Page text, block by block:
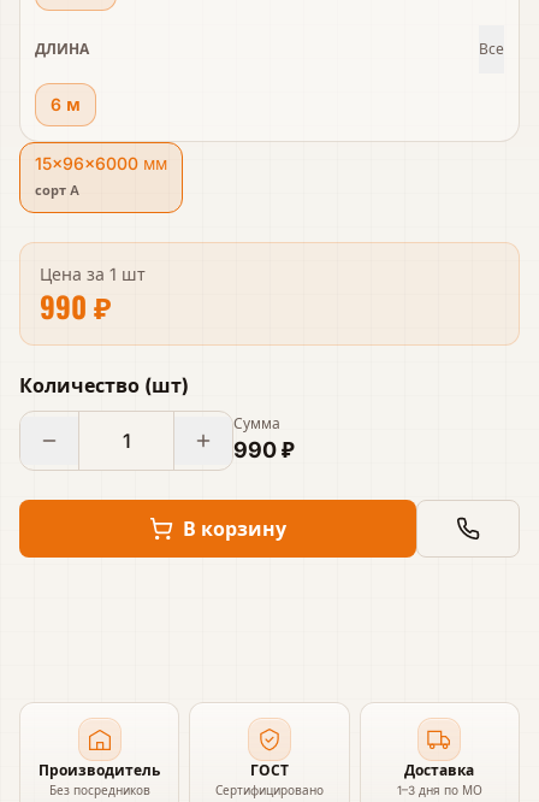
ДЛИНА Все
6 м
15×96×6000 мм
сорт A
Цена за 1 шт
990 ₽
Количество (шт)
Сумма
990 ₽
В корзину
Производитель
Без посредников
ГОСТ
Сертифицировано
Доставка
1–3 дня по МО